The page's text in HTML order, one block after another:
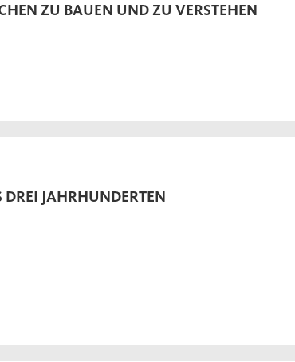
ZU BAUEN UND ZU VERSTEHEN
DREI JAHRHUNDERTEN